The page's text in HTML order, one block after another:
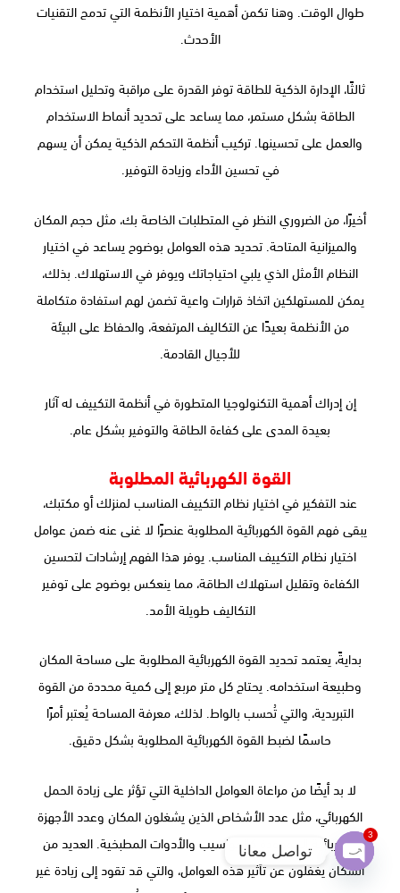
طوال الوقت. وهنا تكمن أهمية اختيار الأنظمة التي تدمج التقنيات
الأحدث.
ثالثًا، الإدارة الذكية للطاقة توفر القدرة على مراقبة وتحليل استخدام
الطاقة بشكل مستمر، مما يساعد على تحديد أنماط الاستخدام
والعمل على تحسينها. تركيب أنظمة التحكم الذكية يمكن أن يسهم
في تحسين الأداء وزيادة التوفير.
أخيرًا، من الضروري النظر في المتطلبات الخاصة بك، مثل حجم المكان
والميزانية المتاحة. تحديد هذه العوامل بوضوح يساعد في اختيار
النظام الأمثل الذي يلبي احتياجاتك ويوفر في الاستهلاك. بذلك،
يمكن للمستهلكين اتخاذ قرارات واعية تضمن لهم استفادة متكاملة
من الأنظمة بعيدًا عن التكاليف المرتفعة، والحفاظ على البيئة
للأجيال القادمة.
إن إدراك أهمية التكنولوجيا المتطورة في أنظمة التكييف له آثار
بعيدة المدى على كفاءة الطاقة والتوفير بشكل عام.
القوة الكهربائية المطلوبة
عند التفكير في اختيار نظام التكييف المناسب لمنزلك أو مكتبك،
يبقى فهم القوة الكهربائية المطلوبة عنصرًا لا غنى عنه ضمن عوامل
اختيار نظام التكييف المناسب. يوفر هذا الفهم إرشادات لتحسين
الكفاءة وتقليل استهلاك الطاقة، مما ينعكس بوضوح على توفير
التكاليف طويلة الأمد.
بدايةً، يعتمد تحديد القوة الكهربائية المطلوبة على مساحة المكان
وطبيعة استخدامه. يحتاج كل متر مربع إلى كمية محددة من القوة
التبريدية، والتي تُحسب بالواط. لذلك، معرفة المساحة يُعتبر أمرًا
حاسمًا لضبط القوة الكهربائية المطلوبة بشكل دقيق.
لا بد أيضًا من مراعاة العوامل الداخلية التي تؤثر على زيادة الحمل
الكهربائي، مثل عدد الأشخاص الذين يشغلون المكان وعدد الأجهزة
الكهربائية الموجودة كالحواسيب والأدوات المطبخية. العديد من
السكان يغفلون عن تأثير هذه العوامل، والتي قد تقود إلى زيادة غير
تواصل معانا
Open
3